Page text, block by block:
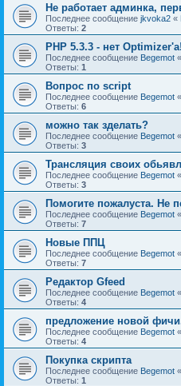
Не работает админка,
Последнее сообщение jkvoka2 «
Ответы: 2
PHP 5.3.3 - нет Optimizer'а!
Последнее сообщение Begemot «
Ответы: 1
Вопрос по script
Последнее сообщение Begemot «
Ответы: 6
можно так зделать?
Последнее сообщение Begemot «
Ответы: 3
Трансляция своих
Последнее сообщение Begemot «
Ответы: 3
Помогите пожалуста. Не
Последнее сообщение Begemot «
Ответы: 7
Новые ППЦ
Последнее сообщение Begemot «
Ответы: 7
Редактор Gfeed
Последнее сообщение Begemot «
Ответы: 4
предложение новой
Последнее сообщение Begemot «
Ответы: 4
Покупка скрипта
Последнее сообщение Begemot «
Ответы: 1